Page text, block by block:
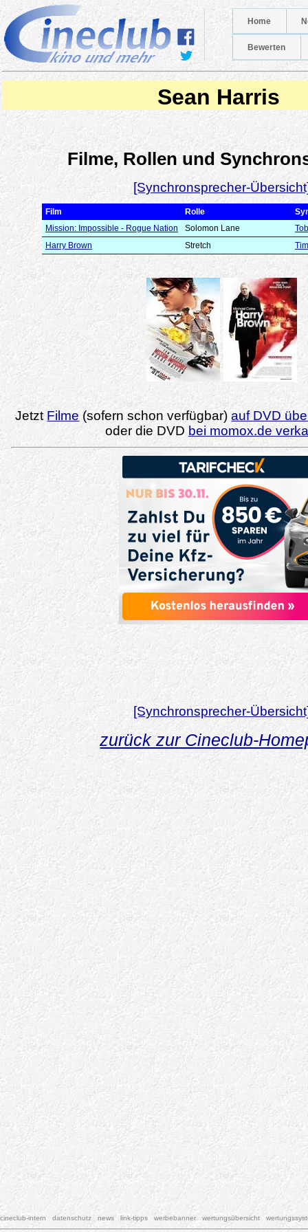
Home
Bewerten
Sean Harris
Filme, Rollen und
[Synchronsprecher-
Film Rolle
Mission: Impossible - Rogue Nation
Solomon Lane
Harry Brown
Stretch
Jetzt Filme (sofern schon verfügbar)auf DVD
oder die DVD bei momox.de
[Synchronsprecher-
zurück zur Cineclub-
cineclub-intern datenschutz news link-tipps werbebanner wertungsübersicht